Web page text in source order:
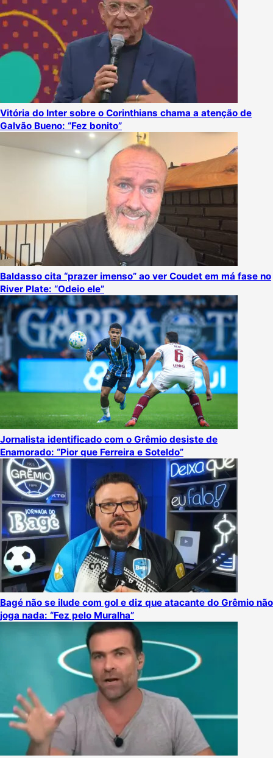
Vitória do Inter sobre o Corinthians chama a atenção de
Galvão Bueno: “Fez bonito”
Baldasso cita “prazer imenso” ao ver Coudet em má fase no
River Plate: “Odeio ele”
Jornalista identificado com o Grêmio desiste de
Enamorado: “Pior que Ferreira e Soteldo”
Bagé não se ilude com gol e diz que atacante do Grêmio não
joga nada: “Fez pelo Muralha”